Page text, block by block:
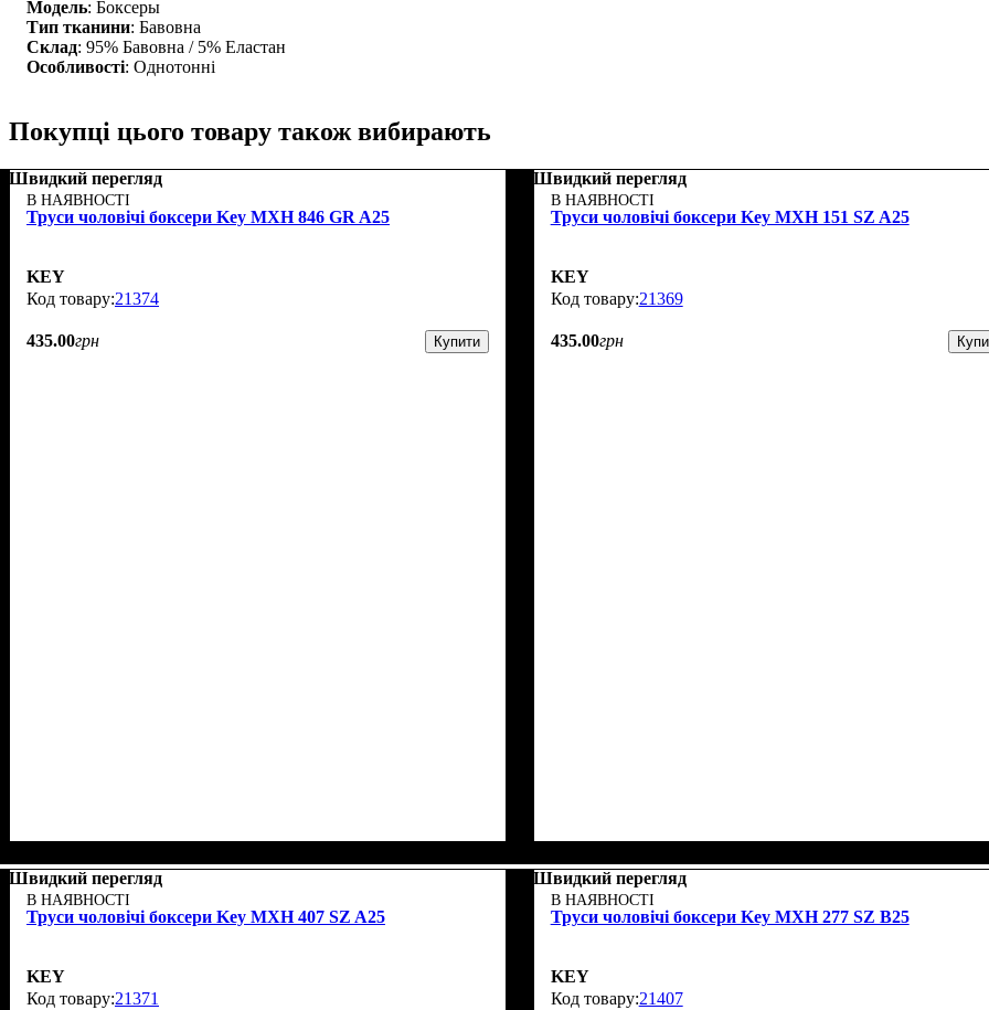
Модель: Боксеры
Тип тканини: Бавовна
Склад: 95% Бавовна / 5% Еластан
Особливості: Однотонні
Покупці цього товару також вибирають
Швидкий перегляд
В НАЯВНОСТІ
Труси чоловічі боксери Key MXH 846 GR A25
KEY
21374
435.00грн Купити
Швидкий перегляд
В НАЯВНОСТІ
Труси чоловічі боксери Key MXH 151 SZ A25
KEY
21369
435.00грн
Швидкий перегляд
В НАЯВНОСТІ
Труси чоловічі боксери Key MXH 407 SZ A25
KEY
21371
Швидкий перегляд
В НАЯВНОСТІ
Труси чоловічі боксери Key MXH 277 SZ B25
KEY
21407